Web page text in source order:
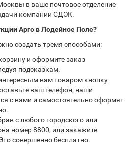
в ваше почтовое отделение
компании СДЭК.
Арго в Лодейное Поле?
создать тремя способами:
и оформите заказ
подсказкам.
вам товаром кнопку
ваш телефон, наши
с вами и самостоятельно оформят
с любого городского или
номер 8800, или закажите
совершенно бесплатно.